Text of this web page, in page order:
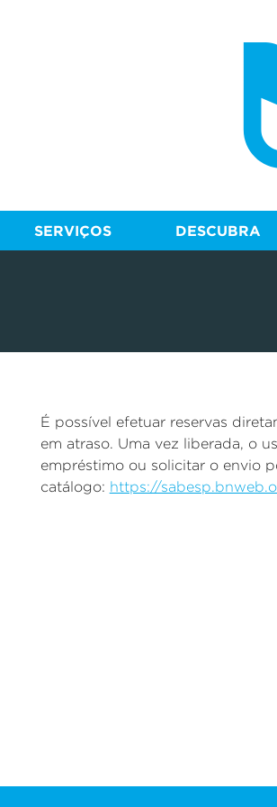
SERVIÇOS DESCUBRA
É possível efetuar reservas
em atraso. Uma vez liberada, o
empréstimo ou solicitar o envio
catálogo: https://